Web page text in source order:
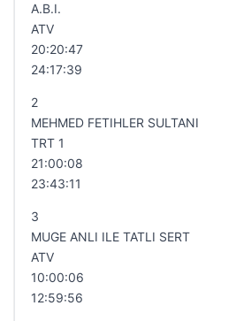
A.B.I.
ATV
20:20:47
24:17:39
2
MEHMED FETIHLER SULTANI
TRT 1
21:00:08
23:43:11
3
MUGE ANLI ILE TATLI SERT
ATV
10:00:06
12:59:56